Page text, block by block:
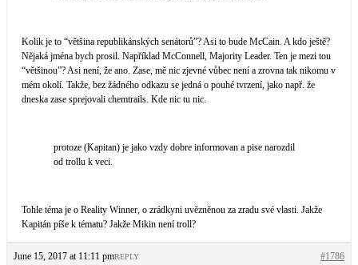
Kolik je to “většina republikánských senátorů”? Asi to bude McCain. A kdo ještě?
Nějaká jména bych prosil. Například McConnell, Majority Leader. Ten je mezi tou
“většinou”? Asi není, že ano. Zase, mě nic zjevné vůbec není a zrovna tak nikomu v
mém okolí. Takže, bez žádného odkazu se jedná o pouhé tvrzení, jako např. že
dneska zase sprejovali chemtrails. Kde nic tu nic.
protoze (Kapitan) je jako vzdy dobre informovan a pise narozdil
od trollu k veci.
Tohle téma je o Reality Winner, o zrádkyni uvězněnou za zradu své vlasti. Jakže
Kapitán píše k tématu? Jakže Mikin není troll?
June 15, 2017 at 11:11 pm #1786
REPLY